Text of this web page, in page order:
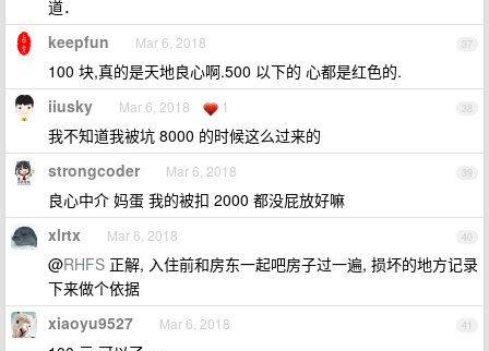
道．
37
keepfun Mar 6, 2018
100 块,真的是天地良心啊.500 以下的 心都是红色的.
38
iiusky Mar 6, 2018 1
我不知道我被坑 8000 的时候这么过来的
39
strongcoder Mar 6, 2018
良心中介 妈蛋 我的被扣 2000 都没屁放好嘛
40
xlrtx Mar 6, 2018
@RHFS 正解, 入住前和房东一起吧房子过一遍, 损坏的地方记录
下来做个依据
41
xiaoyu9527 Mar 6, 2018